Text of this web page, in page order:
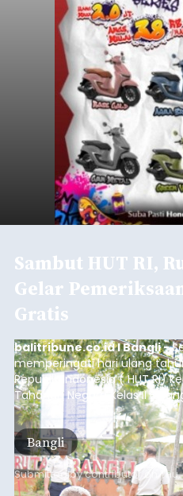
Sambut HUT RI,
Gelar
Gratis
balitribune.co.id I Bangli -
memperingati hari ulang
Republik Indonesia ( HUT RI)
Tahanan Negara Kelas II B
kegiatan pemeriksaan
(6/8/2026).
Bangli
Submitted bycontributor